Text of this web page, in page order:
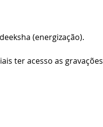
(energização).
ter acesso as gravações